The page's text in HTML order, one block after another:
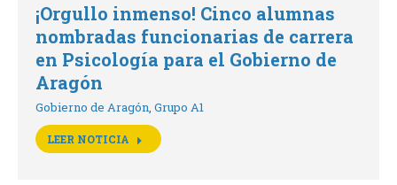
¡Orgullo inmenso! Cinco alumnas
nombradas funcionarias de carrera
en Psicología para el Gobierno de
Aragón
Gobierno de Aragón, Grupo A1
LEER NOTICIA